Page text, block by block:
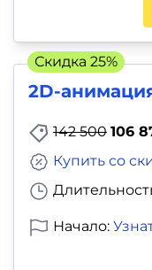
2D-
142 500 106
Купить со
Начало:
Скидка 25%